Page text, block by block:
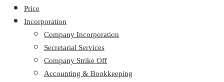
Price
Incorporation
Company Incorporation
Secretarial Services
Company Strike Off
Accounting & Bookkeeping